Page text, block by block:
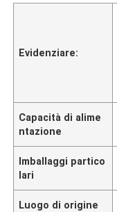
Evidenziare:
Capacità di alime
ntazione
Imballaggi partico
lari
Luogo di origine